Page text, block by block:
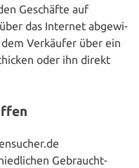
Geschäfte auf
das Internet abge­wi­
Verkäufer über ein
oder ihn direkt
Gebraucht­